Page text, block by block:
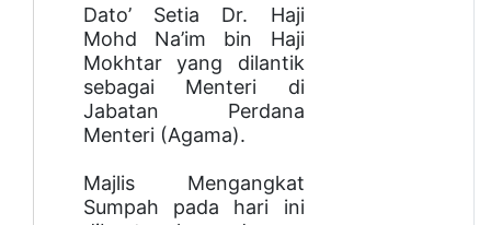
Dato’ Setia Dr. Haji
Mohd Na’im bin Haji
Mokhtar yang dilantik
sebagai Menteri di
Jabatan Perdana
Menteri (Agama).
Majlis Mengangkat
Sumpah pada hari ini